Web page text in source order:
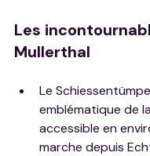
Les
Mullerthal
Le
emblématique de
accessible en
marche depuis